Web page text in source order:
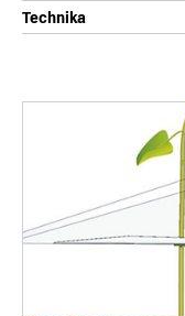
Technika